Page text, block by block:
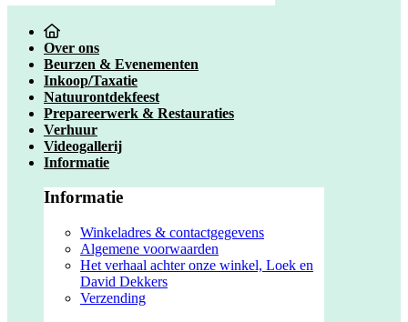
Over ons
Beurzen & Evenementen
Inkoop/Taxatie
Natuurontdekfeest
Prepareerwerk & Restauraties
Verhuur
Videogallerij
Informatie
Informatie
Winkeladres & contactgegevens
Algemene voorwaarden
Het verhaal achter onze winkel, Loek en
David Dekkers
Verzending